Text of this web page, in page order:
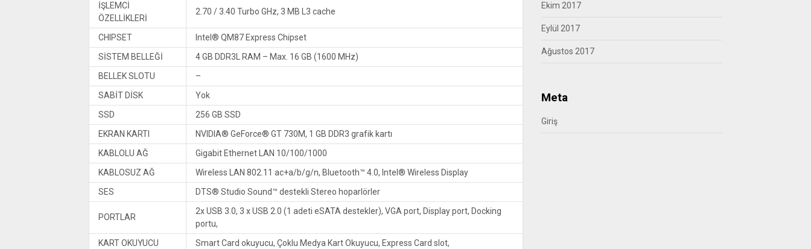
İŞLEMCİ
ÖZELLİKLERİ
2.70 / 3.40 Turbo GHz, 3 MB L3 cache
CHIPSET
Intel® QM87 Express Chipset
SİSTEM BELLEĞİ
4 GB DDR3L RAM – Max. 16 GB (1600 MHz)
BELLEK SLOTU
–
SABİT DİSK
Yok
SSD
256 GB SSD
EKRAN KARTI
NVIDIA® GeForce® GT 730M, 1 GB DDR3 grafik kartı
KABLOLU AĞ
Gigabit Ethernet LAN 10/100/1000
KABLOSUZ AĞ
Wireless LAN 802.11 ac+a/b/g/n, Bluetooth™ 4.0, Intel® Wireless Display
SES
DTS® Studio Sound™ destekli Stereo hoparlörler
PORTLAR
2x USB 3.0, 3 x USB 2.0 (1 adeti eSATA destekler), VGA port, Display port, Docking
portu,
KART OKUYUCU
Smart Card okuyucu, Çoklu Medya Kart Okuyucu, Express Card slot,
Ekim 2017
Eylül 2017
Ağustos 2017
Meta
Giriş